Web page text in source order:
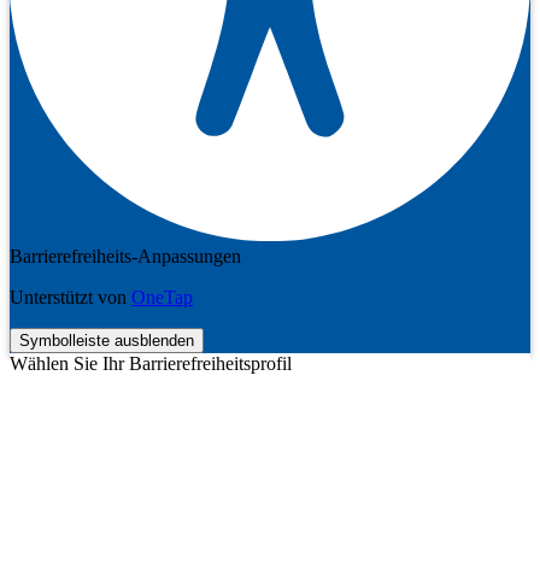
Barrierefreiheits-Anpassungen
Unterstützt von OneTap
Symbolleiste ausblenden
Wählen Sie Ihr Barrierefreiheitsprofil